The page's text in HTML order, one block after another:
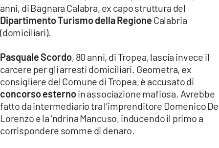
anni, di Bagnara Calabra, ex capo struttura del
Dipartimento Turismo della Regione Calabria
(domiciliari).
Pasquale Scordo, 80 anni, di Tropea, lascia invece il
carcere per gli arresti domiciliari. Geometra, ex
consigliere del Comune di Tropea, è accusato di
concorso esternoin associazione mafiosa. Avrebbe
fatto da intermediario tra l’imprenditore Domenico De
Lorenzo e la ‘ndrina Mancuso, inducendo il primo a
corrispondere somme di denaro.